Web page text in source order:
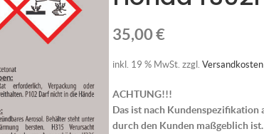
35,00€
inkl. 19 % MwSt. zzgl. Versandkosten
ACHTUNG!!!
Das ist nach
durch den Kunden maßgeblich ist.